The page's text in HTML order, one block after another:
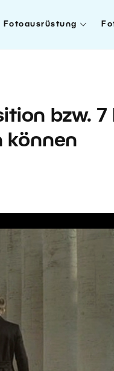
Fotoausrüstung
bzw. 7
können